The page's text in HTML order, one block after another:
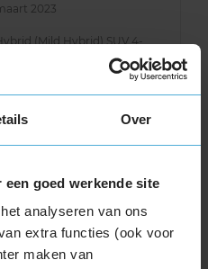
Over
goed werkende site
analyseren van ons
extra functies (ook voor
maken van
2023
(Mild Hybrid) SUV 4-
9,0
9,0
98V EXTRALOAD